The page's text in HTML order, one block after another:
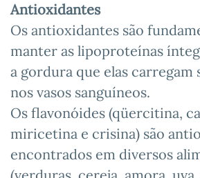
Antioxidantes
Os antioxidantes são
manter as lipoproteínas
a gordura que elas carregam
nos vasos sanguíneos.
Os flavonóides (qüercitina,
miricetina e crisina) são
encontrados em diversos